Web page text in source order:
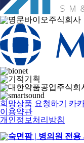
희망상품 요청하기
카
이용약관
개인정보처리방침